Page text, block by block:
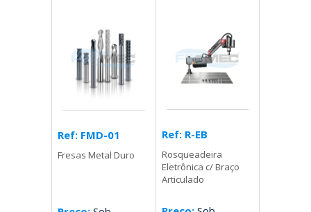
Ref: FMD-01
Fresas Metal Duro
Ref: R-EB
Rosqueadeira
Eletrônica c/ Braço
Articulado